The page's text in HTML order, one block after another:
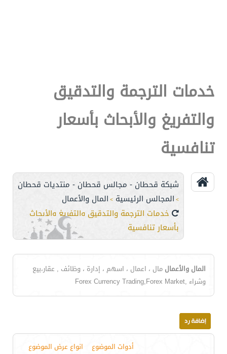
خدمات الترجمة والتدقيق
والتفريغ والأبحاث بأسعار
تنافسية
شبكة قحطان - مجالس قحطان - منتديات قحطان
> المجالس الرئيسية > المال والأعمال
خدمات الترجمة والتدقيق والتفريغ والأبحاث
بأسعار تنافسية
المال والأعمال مال ، اعمال ، اسهم ، إدارة ، وظائف , عقار،بيع
وشراء ,Forex Currency Trading,Forex Market
أدوات الموضوع انواع عرض الموضوع